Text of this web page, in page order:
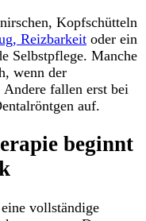
Kopfschütteln
Reizbarkeit oder ein
Selbstpflege. Manche
wenn der
fallen erst bei
auf.
beginnt
vollständige